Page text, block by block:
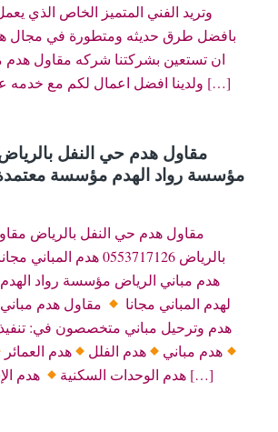
وتريد الفني المتميز الخاص الذي
بافضل طرق حديثه ومتطورة في مجال
ان تستعين بشركتنا شركه مقاول هدم
ولدينا افضل اعمال لكم مع خدمه عملاء تواجد معكم […]
مؤسسة رواد الهدم مؤسسة معتمدة
مقاول هدم حي النفل بالرياض
بالرياض 0553717126 هدم
هدم مباني الرياض مؤسسة رواد
لهدم المباني مجانا
مقاول هدم
هدم وترحيل مباني متخصصون في: تنفيذ
هدم مباني
هدم الفلل هدم العمائر
هدم الوحدات السكنية
هدم هدم […]